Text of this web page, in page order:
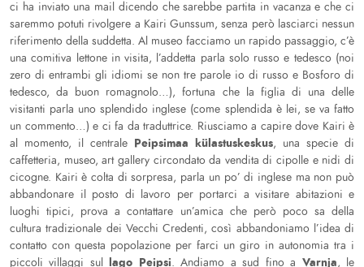
ci ha inviato una mail dicendo che sarebbe partita in vacanza e che ci
saremmo potuti rivolgere a Kairi Gunssum, senza però lasciarci nessun
riferimento della suddetta. Al museo facciamo un rapido passaggio, c’è
una comitiva lettone in visita, l’addetta parla solo russo e tedesco (noi
zero di entrambi gli idiomi se non tre parole io di russo e Bosforo di
tedesco, da buon romagnolo…), fortuna che la figlia di una delle
visitanti parla uno splendido inglese (come splendida è lei, se va fatto
un commento…) e ci fa da traduttrice. Riusciamo a capire dove Kairi è
al momento, il centrale Peipsimaa külastuskeskus, una specie di
caffetteria, museo, art gallery circondato da vendita di cipolle e nidi di
cicogne. Kairi è colta di sorpresa, parla un po’ di inglese ma non può
abbandonare il posto di lavoro per portarci a visitare abitazioni e
luoghi tipici, prova a contattare un’amica che però poco sa della
cultura tradizionale dei Vecchi Credenti, così abbandoniamo l’idea di
contatto con questa popolazione per farci un giro in autonomia tra i
piccoli villaggi sullago Peipsi. Andiamo a sud fino a Varnja, le